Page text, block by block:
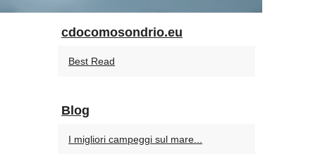
cdocomosondrio.eu
Best Read
Blog
I migliori campeggi sul mare...